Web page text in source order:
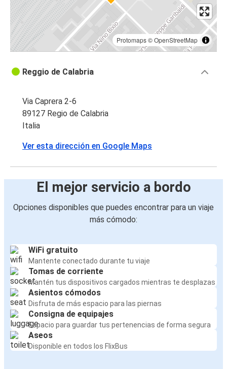
Protomaps©OpenStreetMap
Reggio de Calabria
Via Caprera 2-6
89127 Regio de Calabria
Italia
Ver esta dirección en Google Maps
El mejor servicio a bordo
Opciones disponibles que puedes encontrar para un viaje
más cómodo:
WiFi gratuito
Mantente conectado durante tu viaje
Tomas de corriente
Mantén tus dispositivos cargados mientras te desplazas
Asientos cómodos
Disfruta de más espacio para las piernas
Consigna de equipajes
Espacio para guardar tus pertenencias de forma segura
Aseos
Disponible en todos los FlixBus